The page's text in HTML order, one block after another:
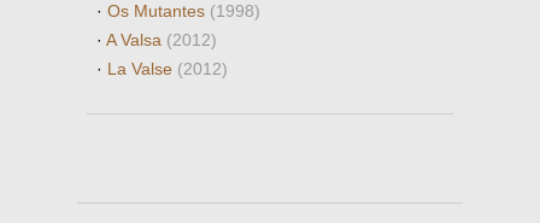
· Os Mutantes (1998)
· A Valsa (2012)
· La Valse (2012)